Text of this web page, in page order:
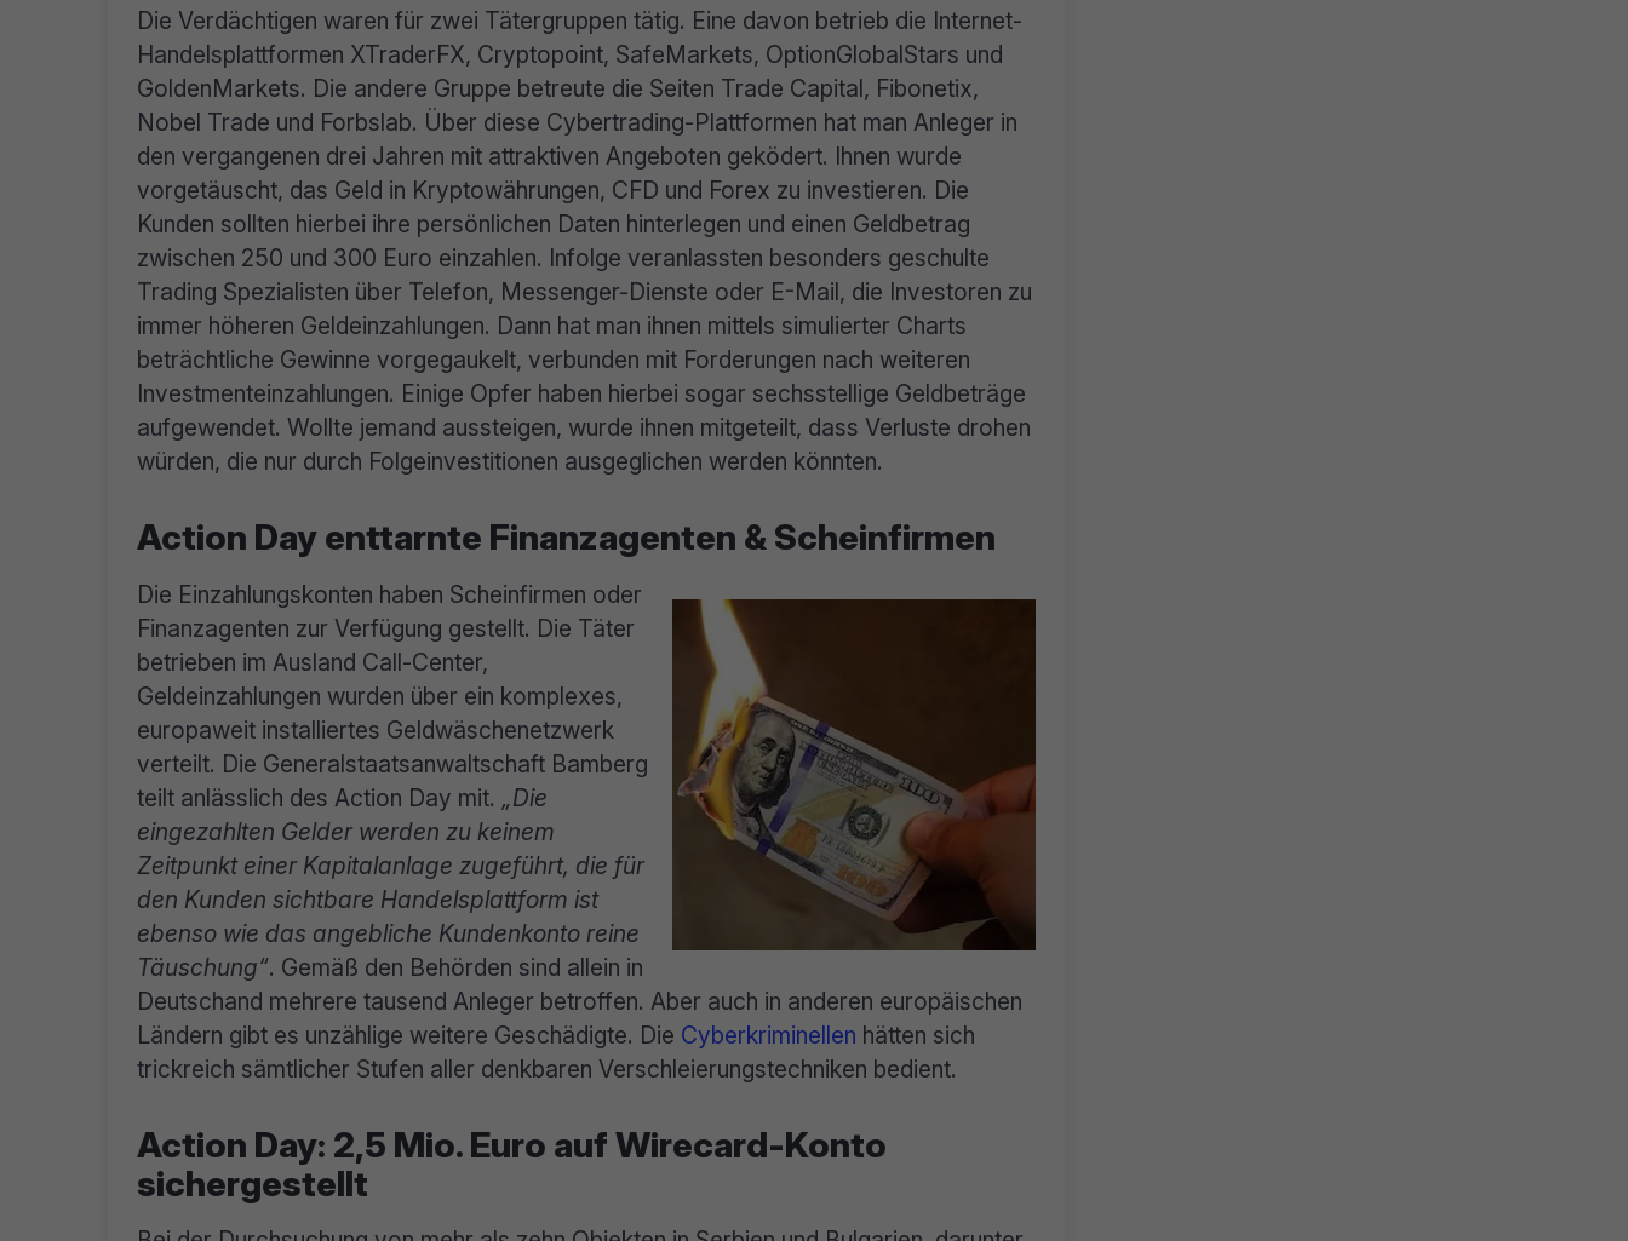
Die Verdächtigen waren für zwei Tätergruppen tätig. Eine davon betrieb die Internet-
Handelsplattformen XTraderFX, Cryptopoint, SafeMarkets, OptionGlobalStars und
GoldenMarkets. Die andere Gruppe betreute die Seiten Trade Capital, Fibonetix,
Nobel Trade und Forbslab. Über diese Cybertrading-Plattformen hat man Anleger in
den vergangenen drei Jahren mit attraktiven Angeboten geködert. Ihnen wurde
vorgetäuscht, das Geld in Kryptowährungen, CFD und Forex zu investieren. Die
Kunden sollten hierbei ihre persönlichen Daten hinterlegen und einen Geldbetrag
zwischen 250 und 300 Euro einzahlen. Infolge veranlassten besonders geschulte
Trading Spezialisten über Telefon, Messenger-Dienste oder E-Mail, die Investoren zu
immer höheren Geldeinzahlungen. Dann hat man ihnen mittels simulierter Charts
beträchtliche Gewinne vorgegaukelt, verbunden mit Forderungen nach weiteren
Investmenteinzahlungen. Einige Opfer haben hierbei sogar sechsstellige Geldbeträge
aufgewendet. Wollte jemand aussteigen, wurde ihnen mitgeteilt, dass Verluste drohen
würden, die nur durch Folgeinvestitionen ausgeglichen werden könnten.
Action Day enttarnte Finanzagenten & Scheinfirmen
Die Einzahlungskonten haben Scheinfirmen oder
Finanzagenten zur Verfügung gestellt. Die Täter
betrieben im Ausland Call-Center,
Geldeinzahlungen wurden über ein komplexes,
europaweit installiertes Geldwäschenetzwerk
verteilt. Die Generalstaatsanwaltschaft Bamberg
teilt anlässlich des Action Day mit. „Die
eingezahlten Gelder werden zu keinem
Zeitpunkt einer Kapitalanlage zugeführt, die für
den Kunden sichtbare Handelsplattform ist
ebenso wie das angebliche Kundenkonto reine
Täuschung“. Gemäß den Behörden sind allein in
Deutschand mehrere tausend Anleger betroffen. Aber auch in anderen europäischen
Ländern gibt es unzählige weitere Geschädigte. Die Cyberkriminellen hätten sich
trickreich sämtlicher Stufen aller denkbaren Verschleierungstechniken bedient.
Action Day: 2,5 Mio. Euro auf Wirecard-Konto
sichergestellt